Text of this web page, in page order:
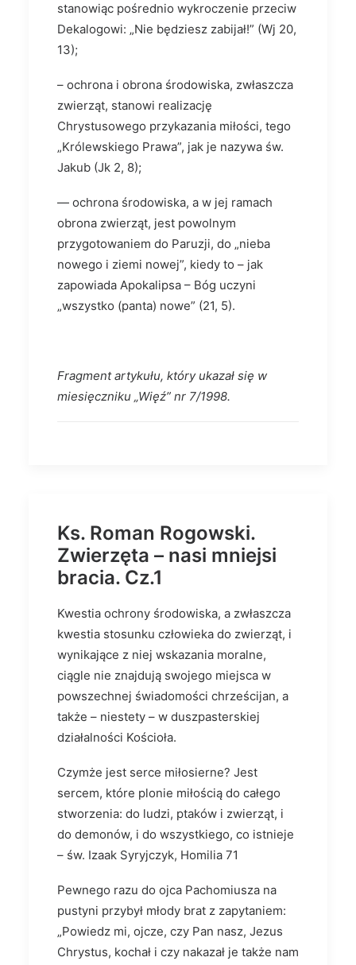
stanowiąc pośrednio wykroczenie przeciw
Dekalogowi: „Nie będziesz zabijał!” (Wj 20,
13);
– ochrona i obrona środowiska, zwłaszcza
zwierząt, stanowi realizację
Chrystusowego przykazania miłości, tego
„Królewskiego Prawa”, jak je nazywa św.
Jakub (Jk 2, 8);
— ochrona środowiska, a w jej ramach
obrona zwierząt, jest powolnym
przygotowaniem do Paruzji, do „nieba
nowego i ziemi nowej”, kiedy to – jak
zapowiada Apokalipsa – Bóg uczyni
„wszystko (panta) nowe” (21, 5).
Fragment artykułu, który ukazał się w
miesięczniku „Więź” nr 7/1998.
Ks. Roman Rogowski.
Zwierzęta – nasi mniejsi
bracia. Cz.1
Kwestia ochrony środowiska, a zwłaszcza
kwestia stosunku człowieka do zwierząt, i
wynikające z niej wskazania moralne,
ciągle nie znajdują swojego miejsca w
powszechnej świadomości chrześcijan, a
także – niestety – w duszpasterskiej
działalności Kościoła.
Czymże jest serce miłosierne? Jest
sercem, które plonie miłością do całego
stworzenia: do ludzi, ptaków i zwierząt, i
do demonów, i do wszystkiego, co istnieje
– św. Izaak Syryjczyk, Homilia 71
Pewnego razu do ojca Pachomiusza na
pustyni przybył młody brat z zapytaniem:
„Powiedz mi, ojcze, czy Pan nasz, Jezus
Chrystus, kochał i czy nakazał je także nam